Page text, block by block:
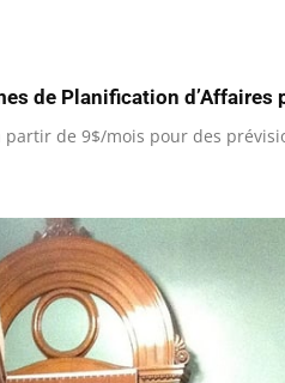
de Planification
partir de 9$/mois pour des